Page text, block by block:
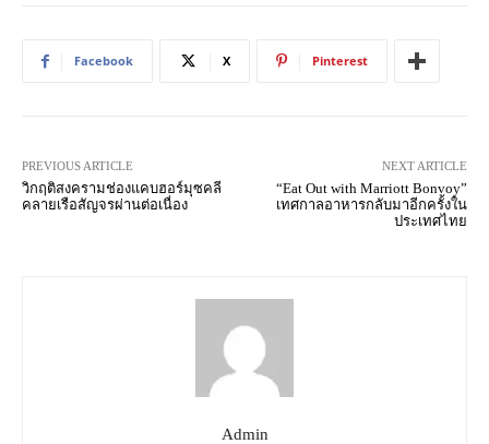
Facebook X Pinterest
PREVIOUS ARTICLE
วิกฤติสงครามช่องแคบฮอร์มุซคลี
คลายเรือสัญจรผ่านต่อเนื่อง
NEXT ARTICLE
“Eat Out with Marriott Bonvoy”
เทศกาลอาหารกลับมาอีกครั้งใน
ประเทศไทย
Admin